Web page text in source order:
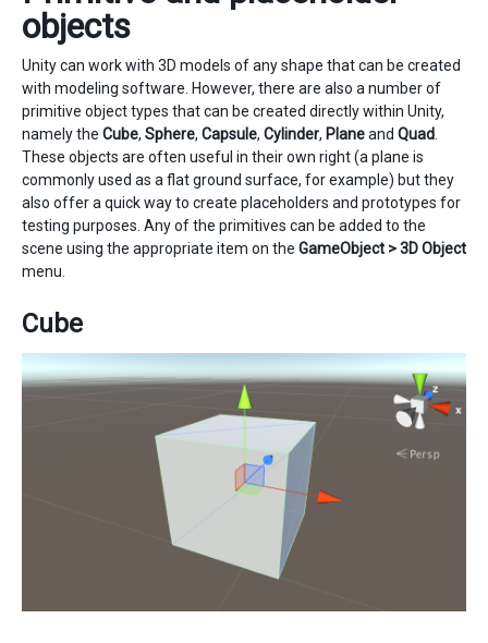
objects
Unity can work with 3D models of any shape that can be created
with modeling software. However, there are also a number of
primitive object types that can be created directly within Unity,
namely the Cube, Sphere, Capsule, Cylinder, Planeand Quad
These objects are often useful in their own right (a plane is
commonly used as a flat ground surface, for example) but they
also offer a quick way to create placeholders and prototypes for
testing purposes. Any of the primitives can be added to the
scene using the appropriate item on the GameObject > 3D Object
menu.
Cube